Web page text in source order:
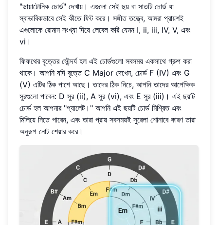
"ডায়াটোনিক চোর্ড" দেখায়। এগুলো সেই ছয় বা সাতটি চোর্ড যা
স্বাভাবিকভাবে সেই কীতে ফিট করে। সঙ্গীত তত্ত্বে, আমরা প্রায়শই
এগুলোকে রোমান সংখ্যা দিয়ে লেবেল করি যেমন I, ii, iii, IV, V, এবং
vi।
ফিফথের বৃত্তের সৌন্দর্য হল এই চোর্ডগুলো সবসময় একসাথে গ্রুপ করা
থাকে। আপনি যদি বৃত্তে C Major দেখেন, চোর্ড F (IV) এবং G
(V) এটির ঠিক পাশে আছে। তাদের ঠিক নিচে, আপনি তাদের আপেক্ষিক
সুরগুলো পাবেন: D সুর (ii), A সুর (vi), এবং E সুর (iii)। এই ছয়টি
চোর্ড হল আপনার "প্যালেট।" আপনি এই ছয়টি চোর্ড মিশ্রিত এবং
মিলিয়ে নিতে পারেন, এবং তারা প্রায় সবসময়ই সুরেলা শোনাবে কারণ তারা
অনুরূপ নোট শেয়ার করে।